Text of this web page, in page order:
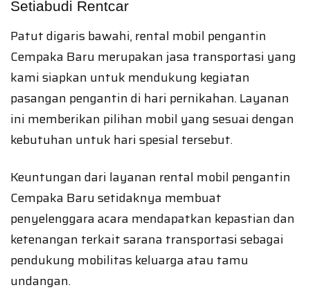
Setiabudi Rentcar
Patut digaris bawahi, rental mobil pengantin
Cempaka Baru merupakan jasa transportasi yang
kami siapkan untuk mendukung kegiatan
pasangan pengantin di hari pernikahan. Layanan
ini memberikan pilihan mobil yang sesuai dengan
kebutuhan untuk hari spesial tersebut.
Keuntungan dari layanan rental mobil pengantin
Cempaka Baru setidaknya membuat
penyelenggara acara mendapatkan kepastian dan
ketenangan terkait sarana transportasi sebagai
pendukung mobilitas keluarga atau tamu
undangan.